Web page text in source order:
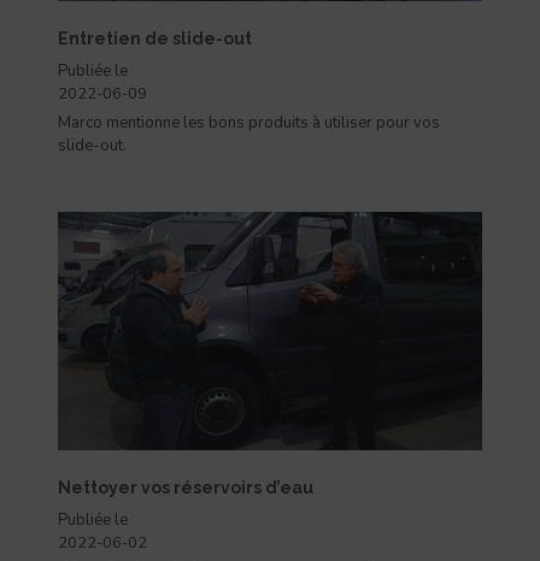
Entretien de slide-out
Publiée le
2022-06-09
Marco mentionne les bons produits à utiliser pour vos
slide-out.
Nettoyer vos réservoirs d’eau
Publiée le
2022-06-02